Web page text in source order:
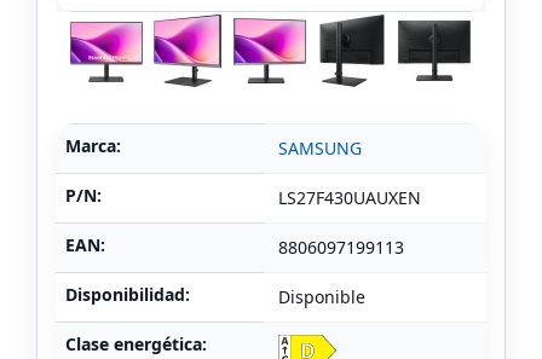
Marca: SAMSUNG
P/N: LS27F430UAUXEN
EAN: 8806097199113
Disponibilidad: Disponible
Clase energética: